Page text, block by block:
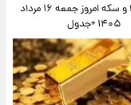
قیمت طلا و سکه امروز جمعه ۱۶ مرداد
۱۴۰۵ +جدول